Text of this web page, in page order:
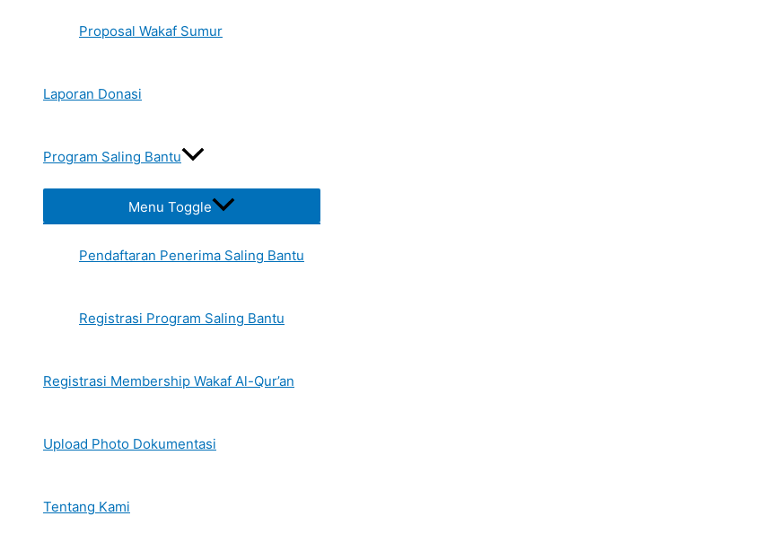
Proposal Wakaf Sumur
Laporan Donasi
Program Saling Bantu
Menu Toggle
Pendaftaran Penerima Saling Bantu
Registrasi Program Saling Bantu
Registrasi Membership Wakaf Al-Qur’an
Upload Photo Dokumentasi
Tentang Kami